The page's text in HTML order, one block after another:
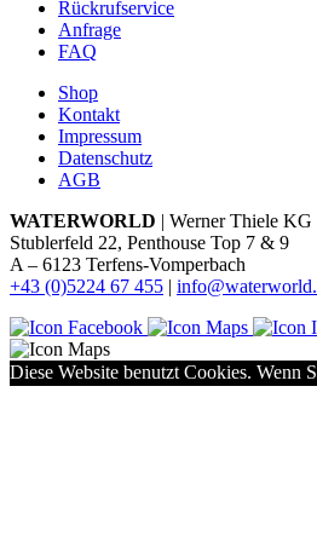
Rückrufservice
Anfrage
FAQ
Shop
Kontakt
Impressum
Datenschutz
AGB
WATERWORLD | Werner Thiele KG
Stublerfeld 22, Penthouse Top 7 & 9
A – 6123 Terfens-Vomperbach
+43 (0)5224 67 455 |
Diese Website benutzt Cookies. Wenn